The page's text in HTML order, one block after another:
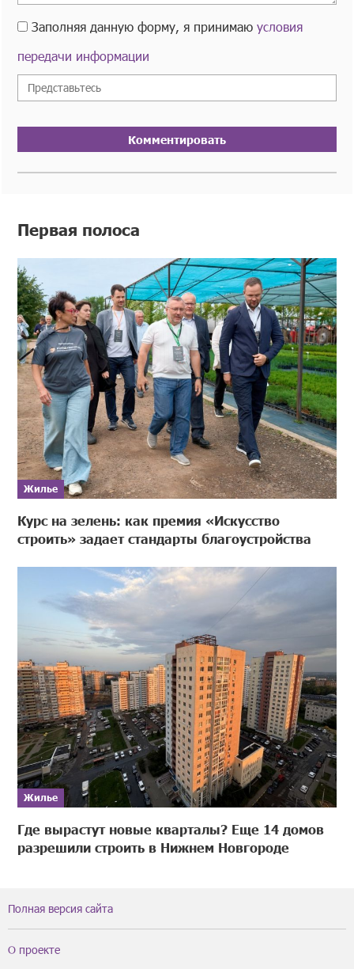
Заполняя данную форму, я принимаюусловия
передачи информации
Комментировать
Первая полоса
Жилье
Курс на зелень: как премия «Искусство
строить» задает стандарты благоустройства
Жилье
Где вырастут новые кварталы? Еще 14 домов
разрешили строить в Нижнем Новгороде
Полная версия сайта
О проекте